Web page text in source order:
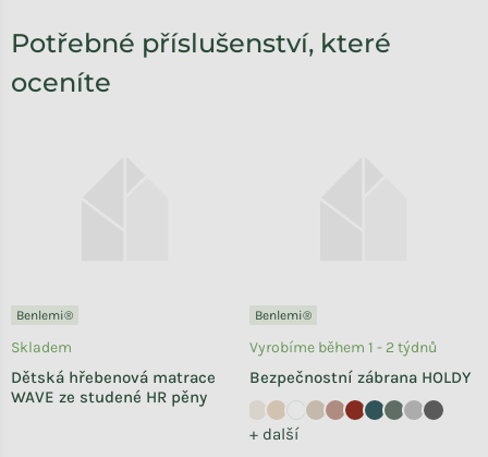
Potřebné příslušenství, které
oceníte
Benlemi®
Dětská hřebenová matrace
WAVE ze studené HR pěny
Skladem
Benlemi®
Bezpečnostní zábrana HOLDY
+ další
Vyrobíme během 1 - 2 týdnů